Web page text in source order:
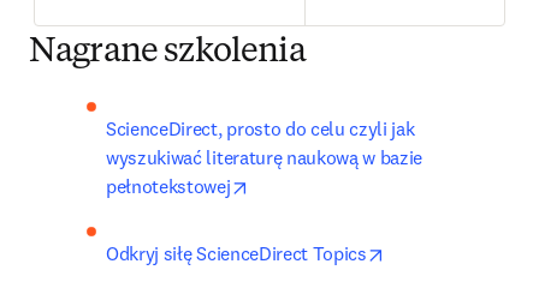
Nagrane szkolenia
ScienceDirect, prosto do celu czyli jak
wyszukiwać literaturę naukową w bazie
pełnotekstowej
Odkryj siłę ScienceDirect Topics